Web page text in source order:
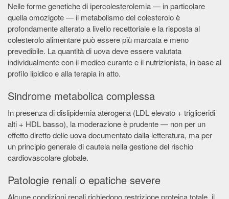
Nelle forme genetiche di ipercolesterolemia — in particolare
quella omozigote — il metabolismo del colesterolo è
profondamente alterato a livello recettoriale e la risposta al
colesterolo alimentare può essere più marcata e meno
prevedibile. La quantità di uova deve essere valutata
individualmente con il medico curante e il nutrizionista, in base al
profilo lipidico e alla terapia in atto.
Sindrome metabolica complessa
In presenza di dislipidemia aterogena (LDL elevato + trigliceridi
alti + HDL basso), la moderazione è prudente — non per un
effetto diretto delle uova documentato dalla letteratura, ma per
un principio generale di cautela nella gestione del rischio
cardiovascolare globale.
Patologie renali o epatiche severe
Alcune condizioni renali richiedono restrizione proteica totale, il